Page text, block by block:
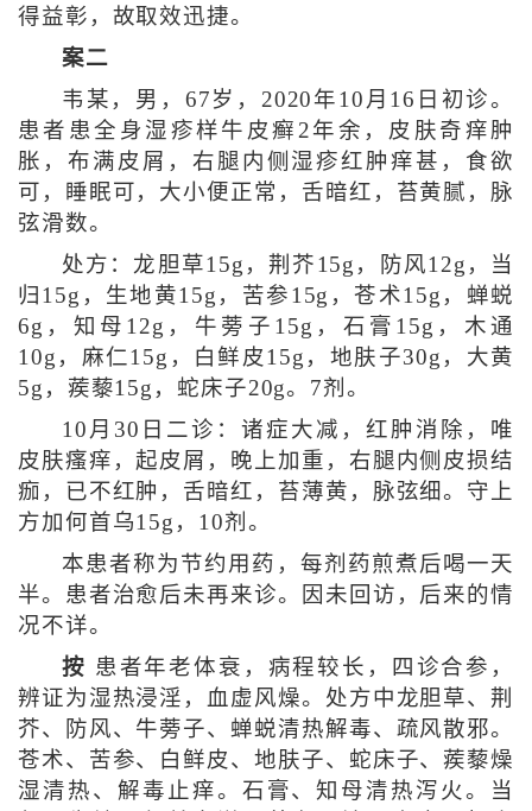
得益彰，故取效迅捷。
案二
韦某，男，67岁，2020年10月16日初诊。
患者患全身湿疹样牛皮癣2年余，皮肤奇痒肿
胀，布满皮屑，右腿内侧湿疹红肿痒甚，食欲
可，睡眠可，大小便正常，舌暗红，苔黄腻，脉
弦滑数。
处方：龙胆草15g，荆芥15g，防风12g，当
归15g，生地黄15g，苦参15g，苍术15g，蝉蜕
6g，知母12g，牛蒡子15g，石膏15g，木通
10g，麻仁15g，白鲜皮15g，地肤子30g，大黄
5g，蒺藜15g，蛇床子20g。7剂。
10月30日二诊：诸症大减，红肿消除，唯
皮肤瘙痒，起皮屑，晚上加重，右腿内侧皮损结
痂，已不红肿，舌暗红，苔薄黄，脉弦细。守上
方加何首乌15g，10剂。
本患者称为节约用药，每剂药煎煮后喝一天
半。患者治愈后未再来诊。因未回访，后来的情
况不详。
按 患者年老体衰，病程较长，四诊合参，
辨证为湿热浸淫，血虚风燥。处方中龙胆草、荆
芥、防风、牛蒡子、蝉蜕清热解毒、疏风散邪。
苍术、苦参、白鲜皮、地肤子、蛇床子、蒺藜燥
湿清热、解毒止痒。石膏、知母清热泻火。当